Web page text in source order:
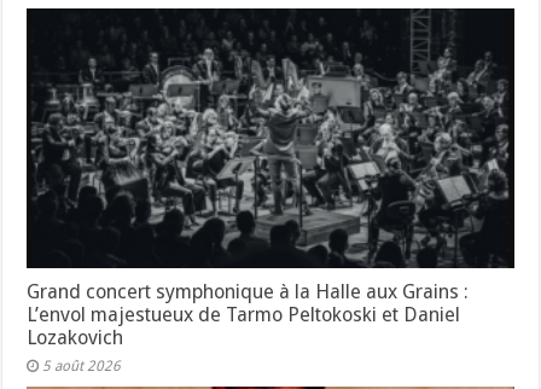
Grand concert symphonique à la Halle aux Grains :
L’envol majestueux de Tarmo Peltokoski et Daniel
Lozakovich
5 août 2026